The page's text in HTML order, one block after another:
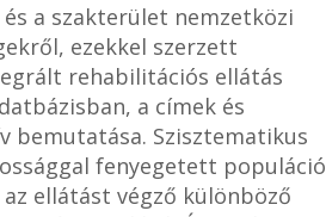
a szakterület nemzetközi
ezekkel szerzett
rehabilitációs ellátás
a címek és
bemutatása. Szisztematikus
fenyegetett populáció
ellátást végző különböző